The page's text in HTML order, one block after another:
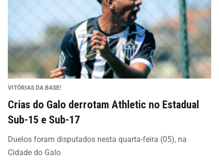
VITÓRIAS DA BASE!
Crias do Galo derrotam Athletic no Estadual
Sub-15 e Sub-17
Duelos foram disputados nesta quarta-feira (05), na
Cidade do Galo